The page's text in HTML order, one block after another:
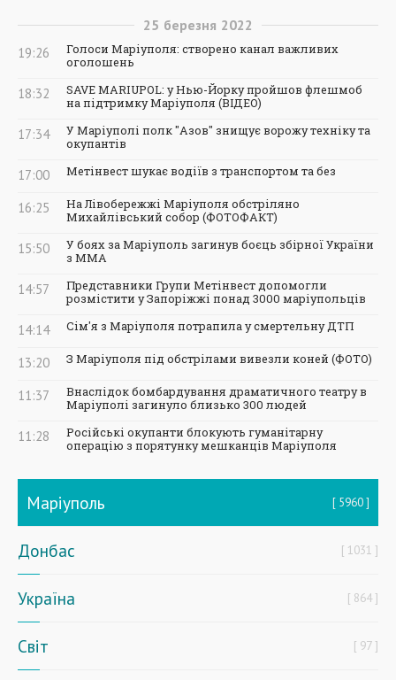
25 березня 2022
19:26
Голоси Маріуполя: створено канал важливих
оголошень
18:32
SAVE MARIUPOL: у Нью-Йорку пройшов флешмоб
на підтримку Маріуполя (ВІДЕО)
17:34
У Маріуполі полк "Азов" знищує ворожу техніку та
окупантів
17:00 Метінвест шукає водіїв з транспортом та без
16:25
На Лівобережжі Маріуполя обстріляно
Михайлівський собор (ФОТОФАКТ)
15:50
У боях за Маріуполь загинув боєць збірної України
з ММА
14:57
Представники Групи Метінвест допомогли
розмістити у Запоріжжі понад 3000 маріупольців
14:14 Сім'я з Маріуполя потрапила у смертельну ДТП
13:20 З Маріуполя під обстрілами вивезли коней (ФОТО)
11:37
Внаслідок бомбардування драматичного театру в
Маріуполі загинуло близько 300 людей
11:28
Російські окупанти блокують гуманітарну
операцію з порятунку мешканців Маріуполя
Маріуполь 5960
Донбас 1031
Україна 864
Світ 97